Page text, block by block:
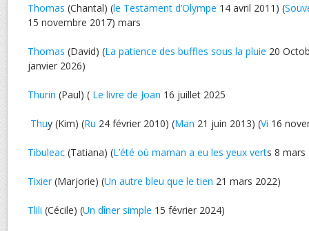
Thomas (Chantal) (le Testament d’Olympe 14 avril 2011) (
15 novembre 2017) mars
Thomas (David) (La patience des buffles sous la pluie 20
janvier 2026)
Thurin (Paul) ( Le livre de Joan 16 juillet 2025
Thuy (Kim) (Ru 24 février 2010) (Man 21 juin 2013) (Vi 16
Tibuleac (Tatiana) (L’été où maman a eu les yeux verts 8 mars
Tixier(Marjorie) (Un autre bleu que le tien 21 mars 2022)
Tlili (Cécile) (Un dîner simple 15 février 2024)